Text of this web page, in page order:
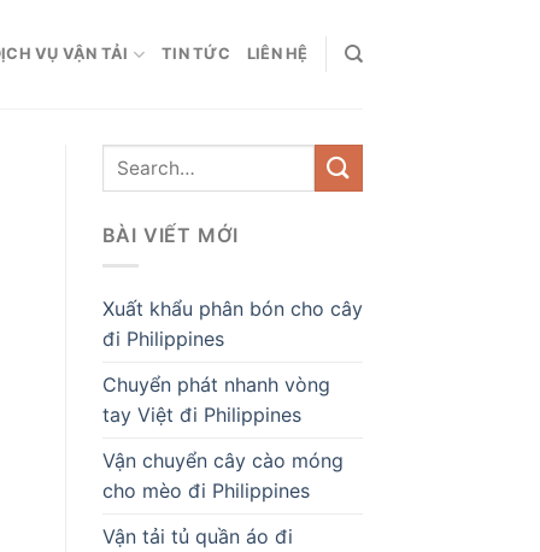
VỤ VẬN TẢI TIN TỨC LIÊN HỆ
BÀI VIẾT MỚI
Xuất khẩu phân bón cho cây
đi Philippines
Chuyển phát nhanh vòng
tay Việt đi Philippines
Vận chuyển cây cào móng
cho mèo đi Philippines
Vận tải tủ quần áo đi